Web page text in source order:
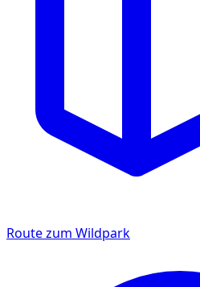
Route zum Wildpark